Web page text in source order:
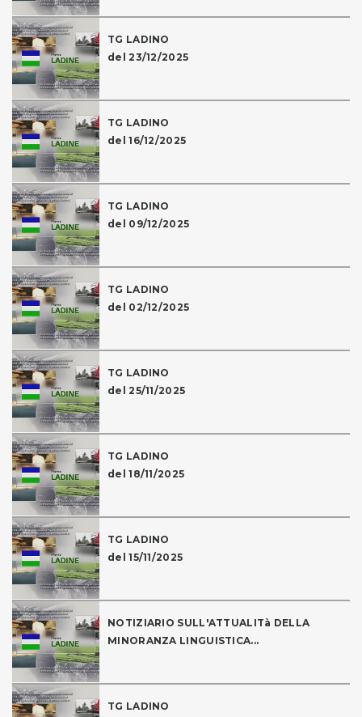
TG LADINO
del 23/12/2025
TG LADINO
del 16/12/2025
TG LADINO
del 09/12/2025
TG LADINO
del 02/12/2025
TG LADINO
del 25/11/2025
TG LADINO
del 18/11/2025
TG LADINO
del 15/11/2025
NOTIZIARIO SULL'ATTUALITà DELLA
MINORANZA LINGUISTICA...
TG LADINO